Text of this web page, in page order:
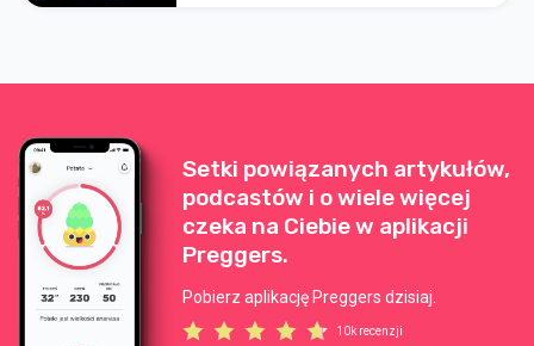
Setki powiązanych artykułów,
podcastów i o wiele więcej
czeka na Ciebie w aplikacji
Preggers.
Pobierz aplikację Preggers dzisiaj.
10k recenzji